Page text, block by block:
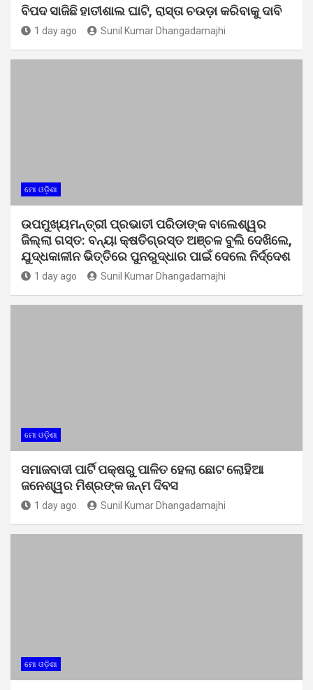
ବିପଦ ସାଜିଛି ହାତୀଶାଲ ଘାଟି, ରାସ୍ତା ଚଉଡ଼ା କରିବାକୁ ଦାବି
1 day ago Sunil Kumar Dhangadamajhi
ମୋ ଓଡ଼ିଶା
ଉପମୁଖ୍ୟମନ୍ତ୍ରୀ ପ୍ରଭାତୀ ପରିଡାଙ୍କ ବାଲେଶ୍ୱର
ଜିଲ୍ଲା ଗସ୍ତ: ବନ୍ୟା କ୍ଷତିଗ୍ରସ୍ତ ଅଞ୍ଚଳ ବୁଲି ଦେଖିଲେ,
ଯୁଦ୍ଧକାଳୀନ ଭିତ୍ତିରେ ପୁନରୁଦ୍ଧାର ପାଇଁ ଦେଲେ ନିର୍ଦ୍ଦେଶ
1 day ago Sunil Kumar Dhangadamajhi
ମୋ ଓଡ଼ିଶା
ସମାଜବାଦୀ ପାର୍ଟି ପକ୍ଷରୁ ପାଳିତ ହେଲା ଛୋଟ ଲୋହିଆ
ଜନେଶ୍ୱର ମିଶ୍ରଙ୍କ ଜନ୍ମ ଦିବସ
1 day ago Sunil Kumar Dhangadamajhi
ମୋ ଓଡ଼ିଶା